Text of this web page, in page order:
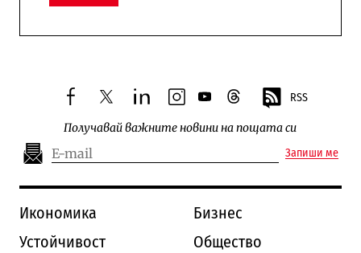
facebooktwitterlinkedininstagram
youtubethreads RSS
Получавай важните новини на пощата си
Запиши ме
Икономика
Бизнес
Устойчивост
Общество